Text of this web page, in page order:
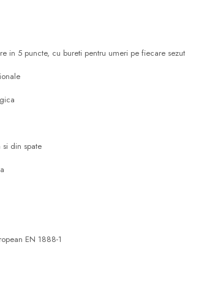
in 5 puncte, cu bureti pentru umeri pe fiecare sezut
din spate
EN 1888-1